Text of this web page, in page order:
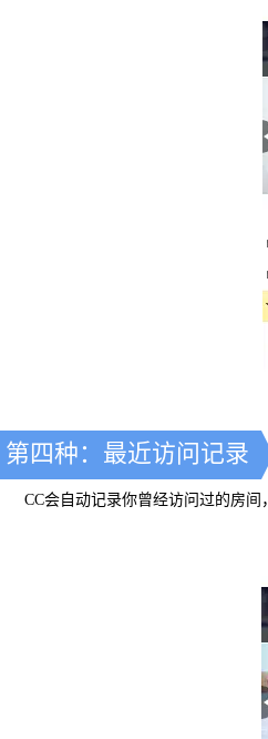
第四种：最近访问记录
CC会自动记录你曾经访问过的房间